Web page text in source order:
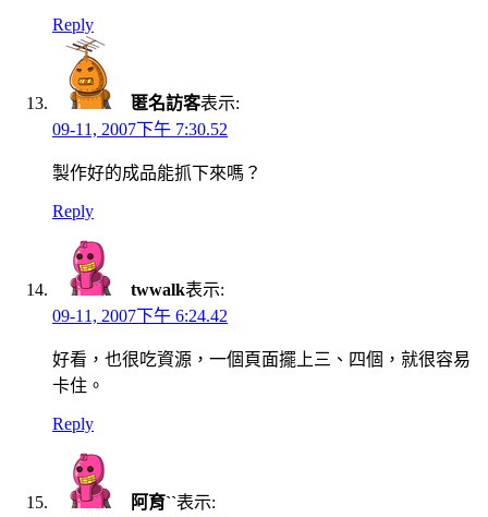
Reply
匿名訪客表示:
09-11, 2007下午 7:30.52
製作好的成品能抓下來嗎？
Reply
twwalk表示:
09-11, 2007下午 6:24.42
好看，也很吃資源，一個頁面擺上三、四個，就很容易
卡住。
Reply
阿育ˋˋ表示: